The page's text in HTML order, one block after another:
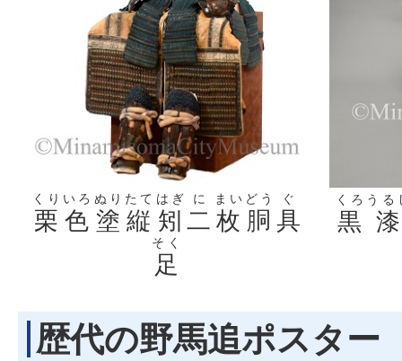
栗
くり
色
いろ
塗
ぬり
縦
たて
矧
はぎ
二
に
枚
まい
胴
どう
具
ぐ
足
そく
黒
くろ うる
歴代の野馬追ポスター